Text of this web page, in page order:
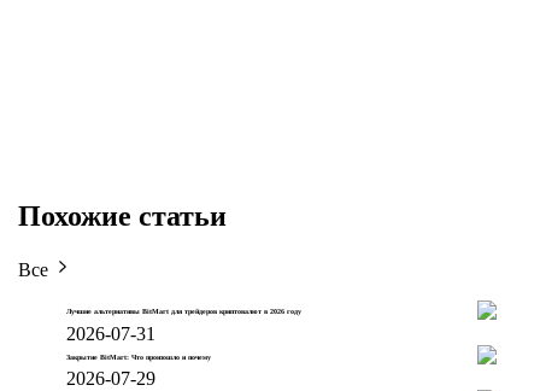
Похожие статьи
Все
Лучшие альтернативы BitMart для трейдеров криптовалют в 2026 году
2026-07-31
Закрытие BitMart: Что произошло и почему
2026-07-29